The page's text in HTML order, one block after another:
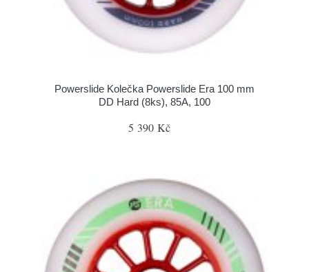
Powerslide Kolečka Powerslide Era 100 mm
DD Hard (8ks), 85A, 100
5 390 Kč